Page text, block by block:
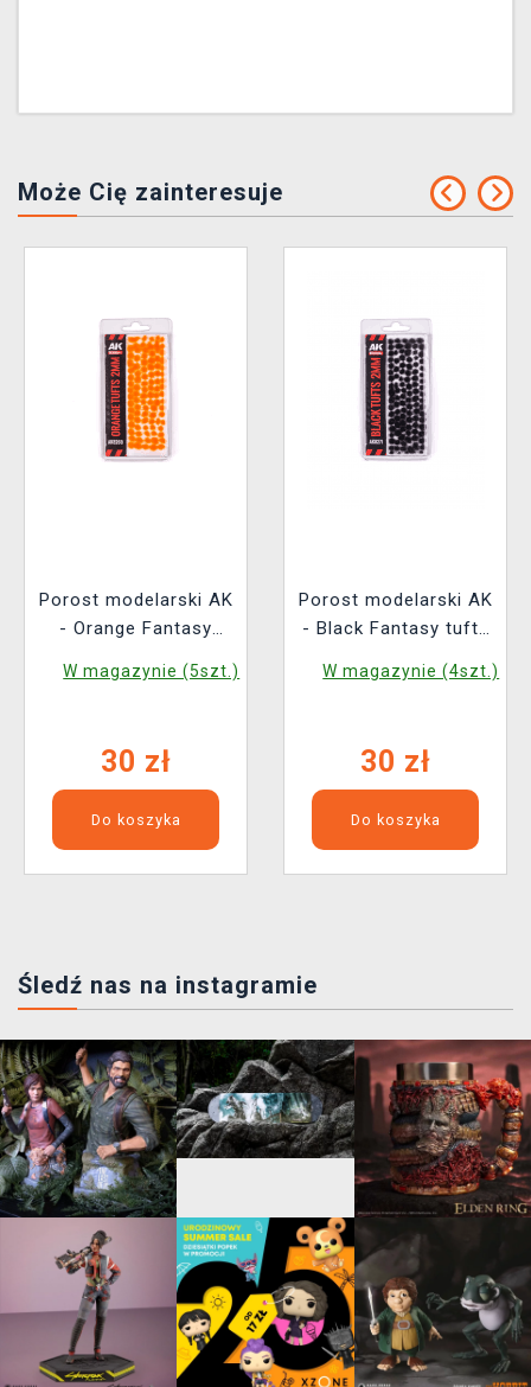
Może Cię zainteresuje
Porost modelarski AK
- Orange Fantasy
W magazynie (5szt.)
30 zł
Do koszyka
Porost modelarski AK
- Black Fantasy tufts
W magazynie (4szt.)
30 zł
Do koszyka
Śledź nas na instagramie